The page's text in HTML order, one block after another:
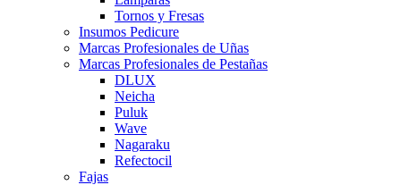
Tornos y Fresas
Insumos Pedicure
Marcas Profesionales de Uñas
Marcas Profesionales de Pestañas
DLUX
Neicha
Puluk
Wave
Nagaraku
Refectocil
Fajas